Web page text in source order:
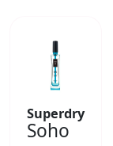
Superdry
Soho